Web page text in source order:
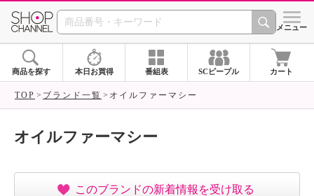
SHOP CHANNEL ショッ
メニュー
商品を探す 本日お買得 番組表 SCピープル カート
TOP ブランド一覧 オイルファーマシー
オイルファーマシー
このブランドの新着情報を受け取る